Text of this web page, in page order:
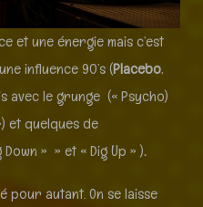
et une énergie mais c’est
influence 90’s (Placebo,
le grunge (« Psycho)
et quelques de
Down » » et « Dig Up » ).
pour autant. On se laisse